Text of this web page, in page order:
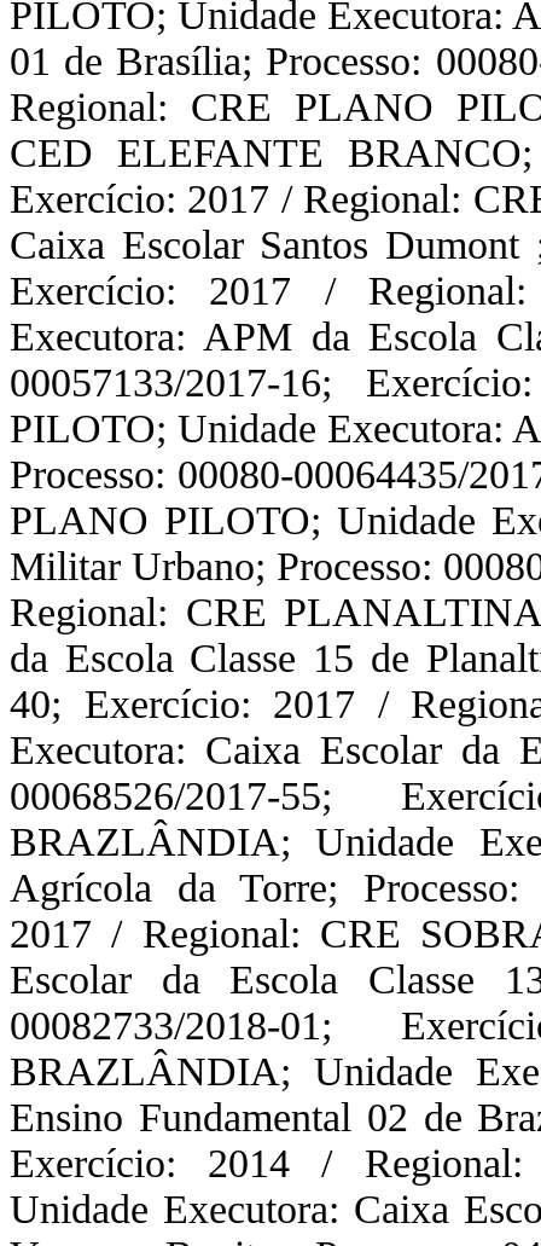
PILOTO; Unidade Executora:
01 de Brasília; Processo:
Regional: CRE PLANO
CED ELEFANTE BRANCO;
Exercício: 2017 / Regional:
Caixa Escolar Santos Dumont
Exercício: 2017 /
Executora: APM da Escola
00057133/2017-16;
PILOTO; Unidade Executora:
Processo: 00080-00064435/
PLANO PILOTO; Unidade
Militar Urbano; Processo:
Regional: CRE
da Escola Classe 15 de
40; Exercício: 2017 /
Executora: Caixa Escolar da
00068526/2017-55;
BRAZLÂNDIA; Unidade
Agrícola da Torre; Processo:
2017 / Regional: CRE
Escolar da Escola Classe
00082733/2018-01;
BRAZLÂNDIA; Unidade
Ensino Fundamental 02 de
Exercício: 2014 /
Unidade Executora: Caixa